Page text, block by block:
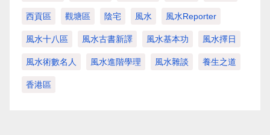
西貢區 觀塘區 陰宅 風水 風水Reporter
風水十八區 風水古書新譯 風水基本功 風水擇日
風水術數名人 風水進階學理 風水雜談 養生之道
香港區